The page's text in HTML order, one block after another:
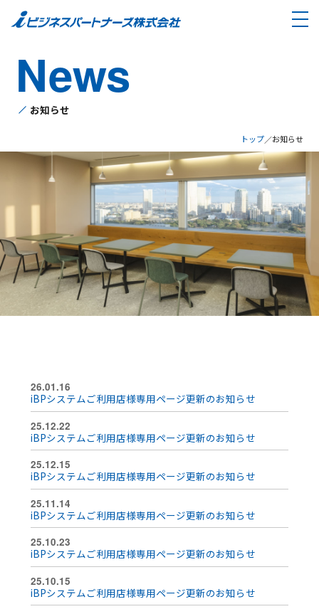
メ
News
お知らせ
トップ お知らせ
iBPシステムご利用店様専用ページ更新のお知らせ
26.01.16
iBPシステムご利用店様専用ページ更新のお知らせ
25.12.22
iBPシステムご利用店様専用ページ更新のお知らせ
25.12.15
iBPシステムご利用店様専用ページ更新のお知らせ
25.11.14
iBPシステムご利用店様専用ページ更新のお知らせ
25.10.23
iBPシステムご利用店様専用ページ更新のお知らせ
25.10.15